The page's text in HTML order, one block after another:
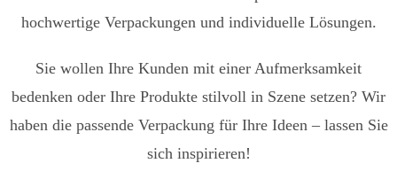
hochwertige Verpackungen und individuelle Lösungen.
Sie wollen Ihre Kunden mit einer Aufmerksamkeit
bedenken oder Ihre Produkte stilvoll in Szene setzen? Wir
haben die passende Verpackung für Ihre Ideen – lassen Sie
sich inspirieren!